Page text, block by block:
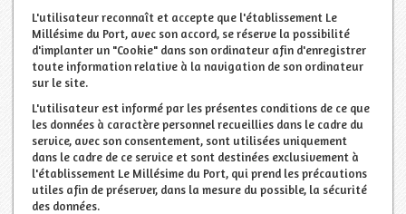
L'utilisateur reconnaît et accepte que l'établissement Le
Millésime du Port, avec son accord, se réserve la possibilité
d'implanter un "Cookie" dans son ordinateur afin d'enregistrer
toute information relative à la navigation de son ordinateur
sur le site.
L'utilisateur est informé par les présentes conditions de ce que
les données à caractère personnel recueillies dans le cadre du
service, avec son consentement, sont utilisées uniquement
dans le cadre de ce service et sont destinées exclusivement à
l'établissement Le Millésime du Port, qui prend les précautions
utiles afin de préserver, dans la mesure du possible, la sécurité
des données.